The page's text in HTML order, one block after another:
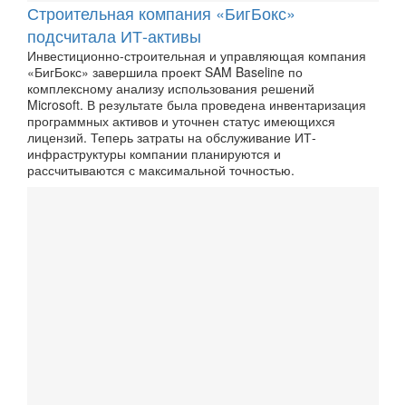
Строительная компания «БигБокс»
подсчитала ИТ-активы
Инвестиционно-строительная и управляющая компания
«БигБокс» завершила проект SAM Baseline по
комплексному анализу использования решений
Microsoft. В результате была проведена инвентаризация
программных активов и уточнен статус имеющихся
лицензий. Теперь затраты на обслуживание ИТ-
инфраструктуры компании планируются и
рассчитываются с максимальной точностью.